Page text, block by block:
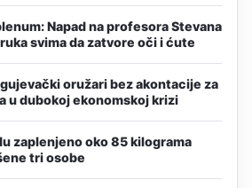
Napad na profesora Stevana
svima da zatvore oči i ćute
oružari bez akontacije za
u dubokoj ekonomskoj krizi
zaplenjeno oko 85 kilograma
tri osobe